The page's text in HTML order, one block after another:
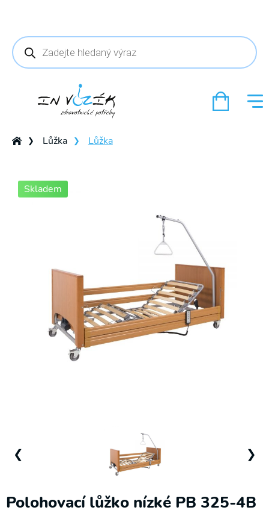
Products
search
sedáky a
zádové
Polohovací
křesla
❯ Lůžka ❯ Lůžka
Skladem
❯
❮
Polohovací lůžko nízké PB 325-4B